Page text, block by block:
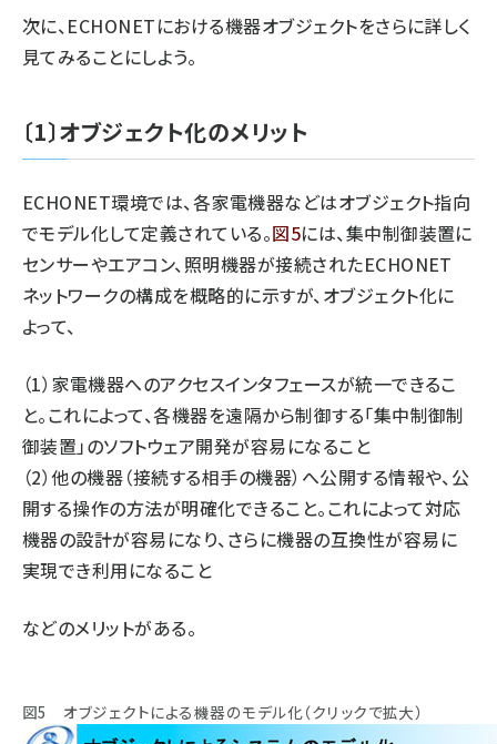
次に、ECHONETにおける機器オブジェクトをさらに詳しく
見てみることにしよう。
〔1〕オブジェクト化のメリット
ECHONET環境では、各家電機器などはオブジェクト指向
でモデル化して定義されている。図5には、集中制御装置に
センサーやエアコン、照明機器が接続されたECHONET
ネットワークの構成を概略的に示すが、オブジェクト化に
よって、
（1）家電機器へのアクセスインタフェースが統一できるこ
と。これによって、各機器を遠隔から制御する「集中制御制
御装置」のソフトウェア開発が容易になること
（2）他の機器（接続する相手の機器）へ公開する情報や、公
開する操作の方法が明確化できること。これによって対応
機器の設計が容易になり、さらに機器の互換性が容易に
実現でき利用になること
などのメリットがある。
図5 オブジェクトによる機器のモデル化（クリックで拡大）